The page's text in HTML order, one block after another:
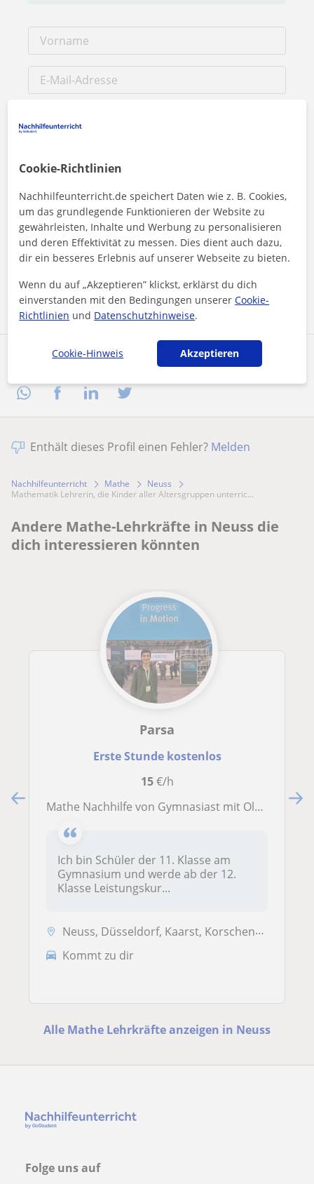
Profil teilen
Durch Klicken auf eine der beiden Schaltflächen stimmen Sie
unseremImpressumund unsererDatenschutzerklärungzu
Nachricht senden
Enthält dieses Profil einen Fehler? Melden
Nachhilfeunterricht Mathe
Neuss
Mathematik Lehrerin, die Kinder aller Altersgruppen unterric...
Andere Mathe-Lehrkräfte in Neuss die
dich interessieren könnten
Parsa
Erste Stunde kostenlos
15€/h
Mathe Nachhilfe von Gymnasiast mit Olympiade-Erfahrung
Ich bin Schüler der 11. Klasse am
Gymnasium und werde ab der 12.
Klasse Leistungskur...
Neuss, Düsseldorf, Kaarst, Korschenbroich, Meerbusch
Kommt zu dir
Alle Mathe Lehrkräfte anzeigen in Neuss
Folge uns auf
Cookie-Richtlinien
Nachhilfeunterricht.de speichert Daten wie z. B. Cookies,
um das grundlegende Funktionieren der Website zu
gewährleisten, Inhalte und Werbung zu personalisieren
und deren Effektivität zu messen. Dies dient auch dazu,
dir ein besseres Erlebnis auf unserer Webseite zu bieten.
Wenn du auf „Akzeptieren” klickst, erklärst du dich
einverstanden mit den Bedingungen unsererCookie-
Richtlinien und Datenschutzhinweise.
Cookie-Hinweis Akzeptieren